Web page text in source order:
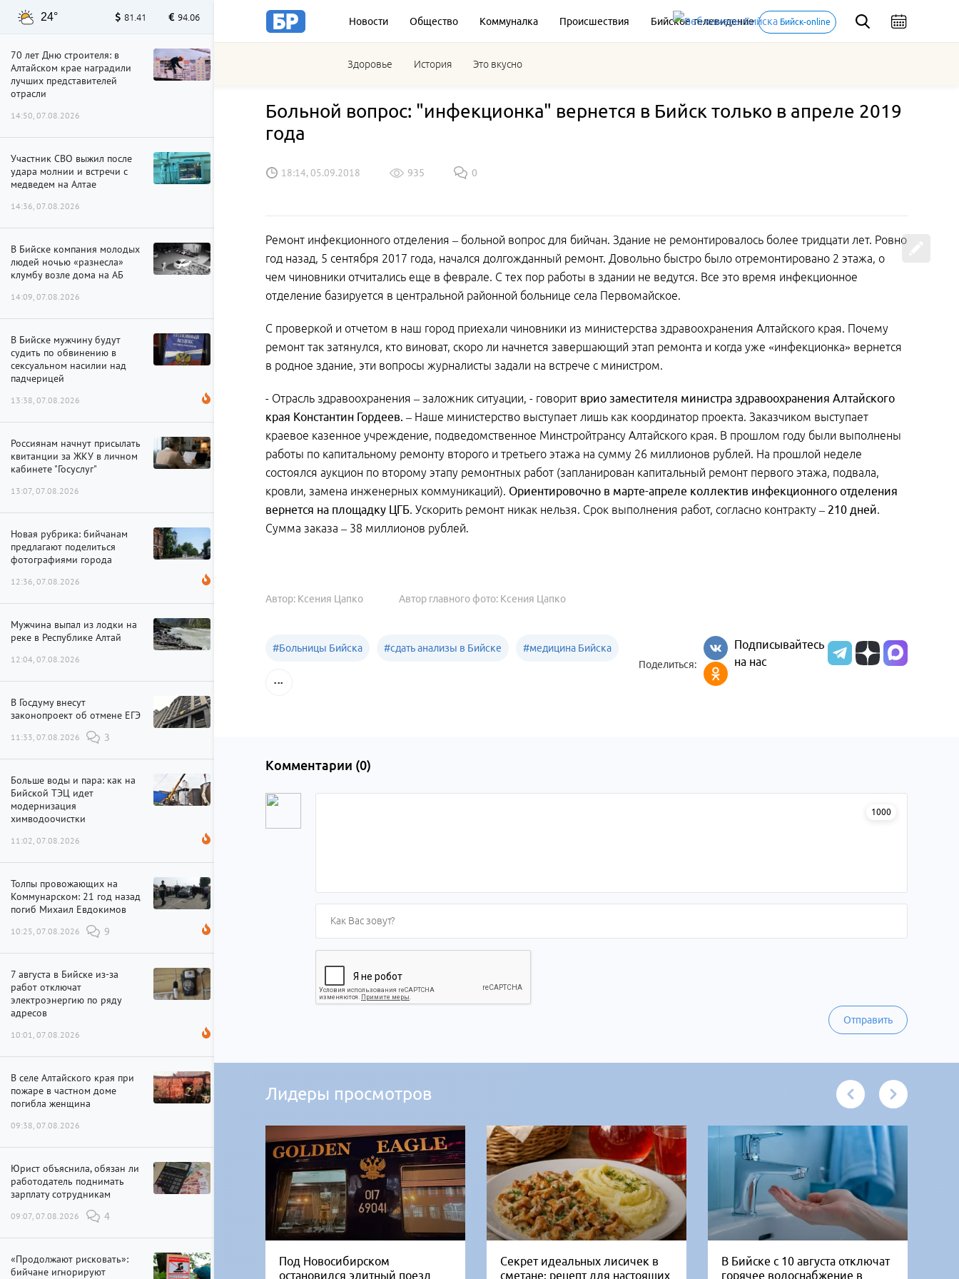
Новости Общество Коммуналка Происшествия Бийское телевидение Бийск-online
Здоровье История Это вкусно
24° 81.41 94.06
70 лет Дню строителя: в
Алтайском крае наградили
лучших представителей
отрасли
14:50, 07.08.2026
Участник СВО выжил после
удара молнии и встречи с
медведем на Алтае
14:36, 07.08.2026
В Бийске компания молодых
людей ночью «разнесла»
клумбу возле дома на АБ
14:09, 07.08.2026
В Бийске мужчину будут
судить по обвинению в
сексуальном насилии над
падчерицей
13:38, 07.08.2026
Россиянам начнут присылать
квитанции за ЖКУ в личном
кабинете "Госуслуг"
13:07, 07.08.2026
Новая рубрика: бийчанам
предлагают поделиться
фотографиями города
12:36, 07.08.2026
Мужчина выпал из лодки на
реке в Республике Алтай
12:04, 07.08.2026
В Госдуму внесут
законопроект об отмене ЕГЭ
11:33, 07.08.2026 3
Больше воды и пара: как на
Бийской ТЭЦ идет
модернизация
химводоочистки
11:02, 07.08.2026
Толпы провожающих на
Коммунарском: 21 год назад
погиб Михаил Евдокимов
10:25, 07.08.2026 9
7 августа в Бийске из-за
работ отключат
электроэнергию по ряду
адресов
10:01, 07.08.2026
В селе Алтайского края при
пожаре в частном доме
погибла женщина
09:38, 07.08.2026
Юрист объяснила, обязан ли
работодатель поднимать
зарплату сотрудникам
09:07, 07.08.2026 4
«Продолжают рисковать»:
бийчане игнорируют
Больной вопрос: "инфекционка" вернется в Бийск только в апреле 2019
года
18:14, 05.09.2018 935 0
Ремонт инфекционного отделения – больной вопрос для бийчан. Здание не ремонтировалось более тридцати лет. Ровно
год назад, 5 сентября 2017 года, начался долгожданный ремонт. Довольно быстро было отремонтировано 2 этажа, о
чем чиновники отчитались еще в феврале. С тех пор работы в здании не ведутся. Все это время инфекционное
отделение базируется в центральной районной больнице села Первомайское.
С проверкой и отчетом в наш город приехали чиновники из министерства здравоохранения Алтайского края. Почему
ремонт так затянулся, кто виноват, скоро ли начнется завершающий этап ремонта и когда уже «инфекционка» вернется
в родное здание, эти вопросы журналисты задали на встрече с министром.
- Отрасль здравоохранения – заложник ситуации, - говорит врио заместителя министра здравоохранения Алтайского
края Константин Гордеев. – Наше министерство выступает лишь как координатор проекта. Заказчиком выступает
краевое казенное учреждение, подведомственное Минстройтрансу Алтайского края. В прошлом году были выполнены
работы по капитальному ремонту второго и третьего этажа на сумму 26 миллионов рублей. На прошлой неделе
состоялся аукцион по второму этапу ремонтных работ (запланирован капитальный ремонт первого этажа, подвала,
кровли, замена инженерных коммуникаций). Ориентировочно в марте-апреле коллектив инфекционного отделения
вернется на площадку ЦГБ. Ускорить ремонт никак нельзя. Срок выполнения работ, согласно контракту – 210 дней.
Сумма заказа – 38 миллионов рублей.
Автор: Ксения Цапко Автор главного фото: Ксения Цапко
#Больницы Бийска #сдать анализы в Бийске #медицина Бийска
Поделиться:
Подписывайтесь
на нас
Комментарии (0)
1000
Отправить
Лидеры просмотров
Под Новосибирском
остановился элитный поезд
Секрет идеальных лисичек в
сметане: рецепт для настоящих
В Бийске с 10 августа отключат
горячее водоснабжение в